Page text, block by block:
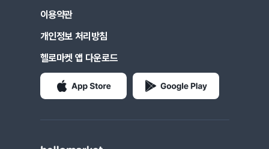
이용약관
개인정보 처리방침
헬로마켓 앱 다운로드